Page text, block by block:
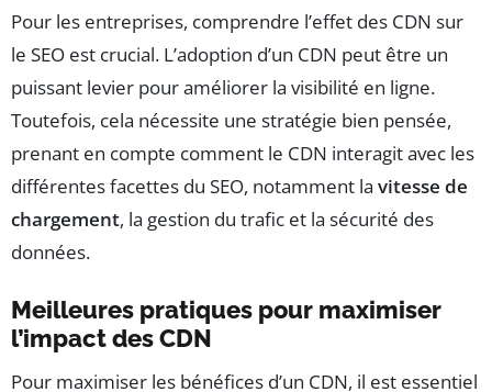
Pour les entreprises, comprendre l’effet des CDN sur
le SEO est crucial. L’adoption d’un CDN peut être un
puissant levier pour améliorer la visibilité en ligne.
Toutefois, cela nécessite une stratégie bien pensée,
prenant en compte comment le CDN interagit avec les
différentes facettes du SEO, notamment la vitesse de
chargement, la gestion du trafic et la sécurité des
données.
Meilleures pratiques pour maximiser
l’impact des CDN
Pour maximiser les bénéfices d’un CDN, il est essentiel